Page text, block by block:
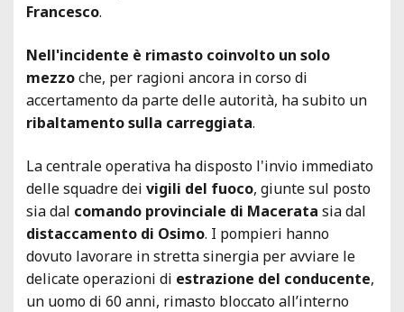
Francesco.
Nell'incidente è rimasto coinvolto un solo
mezzoche, per ragioni ancora in corso di
accertamento da parte delle autorità, ha subito un
ribaltamento sulla carreggiata.
La centrale operativa ha disposto l'invio immediato
delle squadre dei vigili del fuoco, giunte sul posto
sia dal comando provinciale di Macerata sia dal
distaccamento di Osimo. I pompieri hanno
dovuto lavorare in stretta sinergia per avviare le
delicate operazioni di estrazione del conducente,
un uomo di 60 anni, rimasto bloccato all’interno